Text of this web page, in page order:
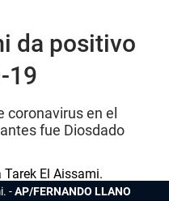
da positivo
19
coronavirus en el
fue Diosdado
AP/FERNANDO LLANO